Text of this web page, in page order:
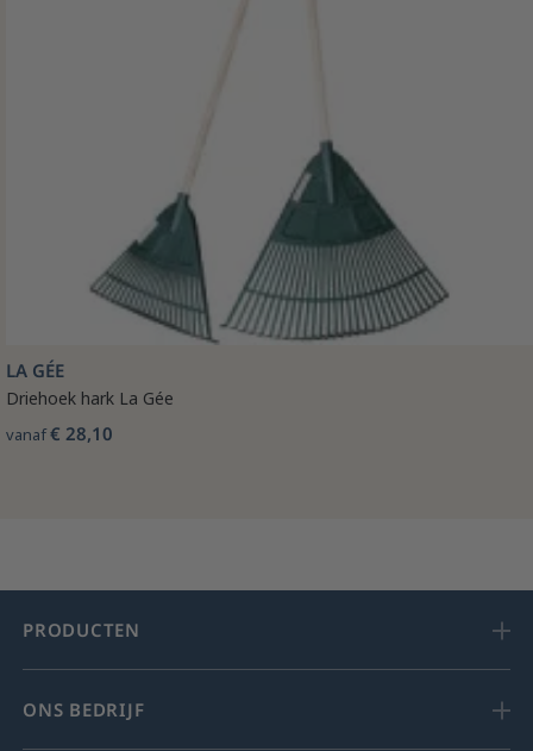
LA GÉE
Driehoek hark La Gée
vanaf€ 28,10
PRODUCTEN
ONS BEDRIJF